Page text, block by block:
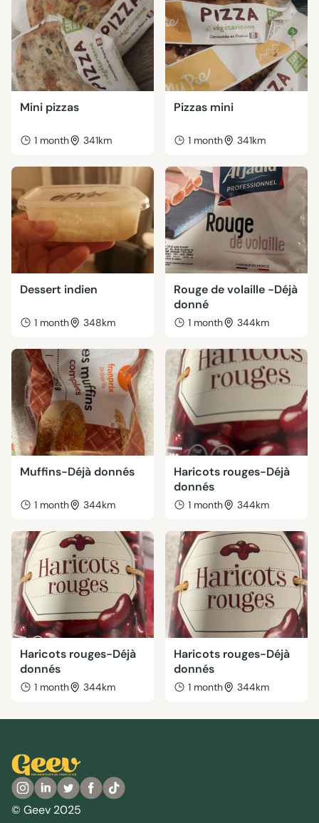
Mini pizzas
1 month 341km
Pizzas mini
1 month 341km
Dessert indien
1 month 348km
Rouge de volaille -Déjà
donné
1 month 344km
Muffins-Déjà donnés
1 month 344km
Haricots rouges-Déjà
donnés
1 month 344km
Haricots rouges-Déjà
donnés
1 month 344km
Haricots rouges-Déjà
donnés
1 month 344km
© Geev 2025